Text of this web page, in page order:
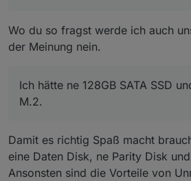
Mich schreckt allerdings der
Gerade weil wir hier ja auch
Und Proxmox kostenlos
auch ne enorme Nutzerzahl
Wo du so fragst werde ich auch
der Meinung nein.
Ich hätte ne 128GB SATA SSD
M.2.
Damit es richtig Spaß macht
eine Daten Disk, ne Parity Disk
Ansonsten sind die Vorteile von